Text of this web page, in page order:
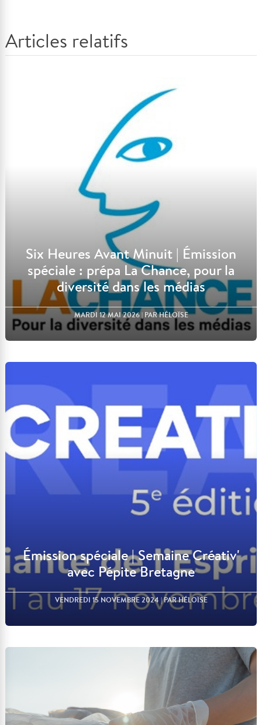
Articles relatifs
Six Heures Avant Minuit | Émission
spéciale : prépa La Chance, pour la
diversité dans les médias
MARDI 12 MAI 2026| PAR HÉLOÏSE
Lire l'article
Émission spéciale | Semaine Créativ'
avec Pépite Bretagne
VENDREDI 15 NOVEMBRE 2024 | PAR HÉLOÏSE
Lire l'article